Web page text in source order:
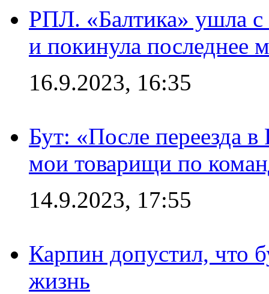
РПЛ. «Балтика» ушла с
и покинула последнее
16.9.2023, 16:35
Бут: «После переезда
мои товарищи по
14.9.2023, 17:55
Карпин допустил, что
жизнь